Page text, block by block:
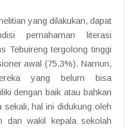
yang dilakukan, dapat
pemahaman literasi
Tebuireng tergolong tinggi
awal (75,3%). Namun,
yang belum bisa
dengan baik atau bahkan
hal ini didukung oleh
dan wakil kepala sekolah